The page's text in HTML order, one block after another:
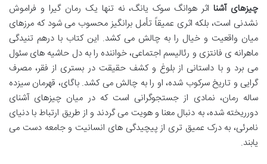
چیزهای آشنااثر هوانگ سوک یانگ، نه تنها یک رمان گیرا و فراموش
نشدنی است، بلکه اثری عمیقاً تأمل برانگیز محسوب می شود که مرزهای
میان واقعیت و خیال را به چالش می کشد. این کتاب با درهم تنیدگی
ماهرانه ی فانتزی و رئالیسم اجتماعی، خواننده را به دل حاشیه های سئول
می برد و با داستانی از بلوغ و کشف حقیقت در بستری از فقر، مصرف
گرایی و تاریخ سرکوب شده، او را به چالش می کشد. باگای، قهرمان سیزده
ساله رمان، نمادی از جستجوگرانی است که در میان چیزهای آشنای
دورریخته شده، به دنبال معنا و هویت می گردند و از طریق ارتباط با دنیای
نامرئی، به درک عمیق تری از پیچیدگی های انسانیت و جامعه دست می
یابند.